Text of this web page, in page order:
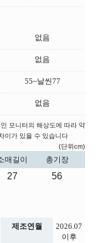
없음
없음
55~날씬77
없음
모니터의 해상도에 따라 약
이가 있을 수 있습니다
(단위cm)
매길이
총기장
27 56
제조연월
2026.07
이후